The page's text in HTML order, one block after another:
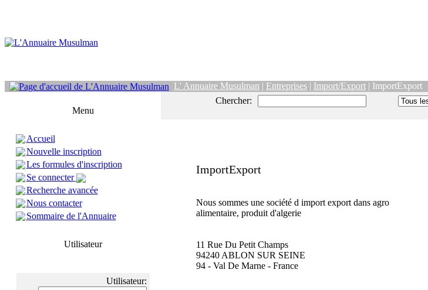
L' Annuaire Musulman | Entreprises | Import/Export | ImportExport
Menu
Accueil
Nouvelle inscription
Les formules d'inscription
Se connecter
Recherche avancée
Nous contacter
Sommaire de l'Annuaire
Utilisateur
Utilisateur:
Chercher:
ImportExport
Nous sommes une société d import export dans agro
alimentaire, produit d'algerie
11 Rue Du Petit Champs
94240 ABLON SUR SEINE
94 - Val De Marne - France